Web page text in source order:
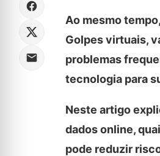
Ao mesmo
Golpes virtuais,
problemas
tecnologia para
Neste artigo
dados online,
pode reduzir